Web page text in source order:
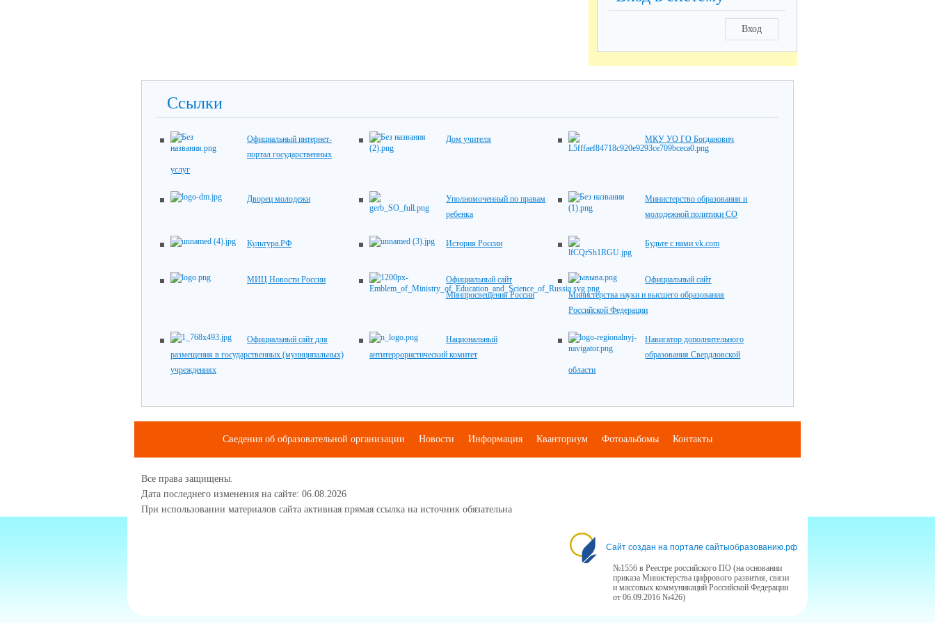
Вход
Ссылки
Официальный интернет-
портал государственных
услуг
Дом учителя МКУ УО ГО Богданович
Дворец молодежи
Уполномоченный по правам
ребенка
Министерство образования и
молодежной политики СО
Культура.РФ История России Будьте с нами vk.com
МИЦ Новости России
Официальный сайт
Минпросвещения России
Официальный сайт
Министерства науки и высшего образования
Российской Федерации
Официальный сайт для
размещения в государственных (муниципальных)
учреждениях
Национальный
антитеррористический комитет
Навигатор дополнительного
образования Свердловской
области
Сведения об образовательной организации Новости Информация Кванториум Фотоальбомы Контакты
Все права защищены.
Дата последнего изменения на сайте: 06.08.2026
При использовании материалов сайта активная прямая ссылка на источник обязательна
Сайт создан на портале сайтыобразованию.рф
№1556 в Реестре российского ПО (на основании
приказа Министерства цифрового развития, связи
и массовых коммуникаций Российской Федерации
от 06.09.2016 №426)